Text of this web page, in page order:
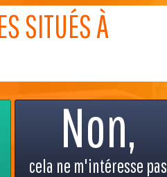
SITUÉS À
Non,
cela ne m'intéresse pas